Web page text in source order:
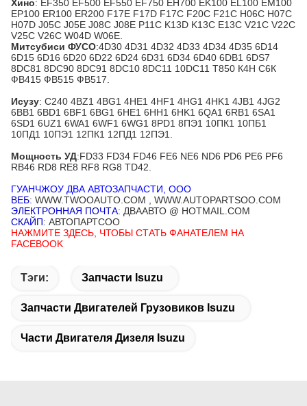
Хино: EF350 EF500 EF550 EF750 EH700 EK100 EL100 EM100
EP100 ER100 ER200 F17E F17D F17C F20C F21C H06C H07C
H07D J05C J05E J08C J08E P11C K13D K13C E13C V21C V22C
V25C V26C W04D W06E.
Митсубиси ФУСО:4D30 4D31 4D32 4D33 4D34 4D35 6D14
6D15 6D16 6D20 6D22 6D24 6D31 6D34 6D40 6DB1 6DS7
8DC81 8DC90 8DC91 8DC10 8DC11 10DC11 Т850 К4Н С6К
ФВ415 ФВ515 ФВ517.
Исузу: C240 4BZ1 4BG1 4HE1 4HF1 4HG1 4HK1 4JB1 4JG2
6BB1 6BD1 6BF1 6BG1 6HE1 6HH1 6HK1 6QA1 6RB1 6SA1
6SD1 6UZ1 6WA1 6WF1 6WG1 8PD1 8ПЭ1 10ПК1 10ПБ1
10ПД1 10ПЭ1 12ПК1 12ПД1 12ПЭ1.
Мощность УД:FD33 FD34 FD46 FE6 NE6 ND6 PD6 PE6 PF6
RB46 RD8 RE8 RF8 RG8 TD42.
ГУАНЧЖОУ ДВА АВТОЗАПЧАСТИ, ООО
ВЕБ: WWW.TWOOAUTO.COM , WWW.AUTOPARTSOO.COM
ЭЛЕКТРОННАЯ ПОЧТА: ДВААВТО @ HOTMAIL.COM
СКАЙП: АВТОПАРТСОО
НАЖМИТЕ ЗДЕСЬ, ЧТОБЫ СТАТЬ ФАНАТЕЛЕМ НА
FACEBOOK
Тэги: Запчасти Isuzu
Запчасти Двигателей Грузовиков Isuzu
Части Двигателя Дизеля Isuzu